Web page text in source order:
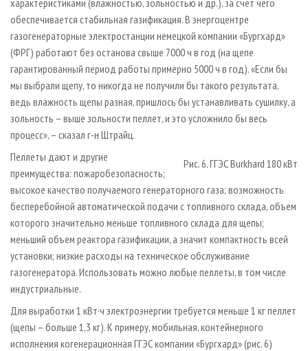
обеспечивается стабильная газификация. В энергоцентре
газогенераторные электростанции немецкой компании «Бургхард»
(ФРГ) работают без останова свыше 7000 ч в год (на щепе
гарантированный период работы примерно 5000 ч в год). «Если бы
мы выбрали щепу, то никогда не получили бы такого результата,
ведь влажность щепы разная, пришлось бы устанавливать сушилку, а
зольность – выше зольности пеллет, и это усложнило бы весь
процесс», – сказал г-н Штрайц.
Рис. 6. ГГЭС Burkhard 180 кВт
Пеллеты дают и другие
преимущества: пожаробезопасность;
высокое качество получаемого генераторного газа; возможность
бесперебойной автоматической подачи с топливного склада, объем
которого значительно меньше топливного склада для щепы;
меньший объем реактора газификации, а значит компактность всей
установки; низкие расходы на техническое обслуживание
газогенератора. Использовать можно любые пеллеты, в том числе
индустриальные.
Для выработки 1 кВт·ч электроэнергии требуется меньше 1 кг пеллет
(щепы – больше 1,3 кг). К примеру, мобильная, контейнерного
исполнения когенерационная ГГЭС компании «Бургхард» (рис. 6)